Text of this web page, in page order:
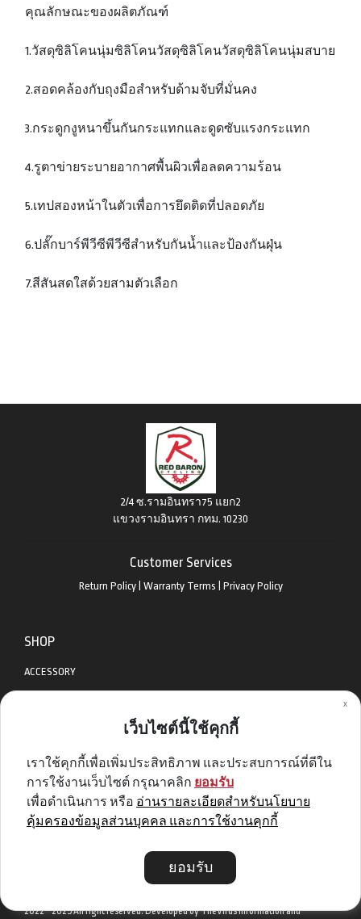
x
เว็บไซต์นี้ใช้คุกกี้
เราใช้คุกกี้เพื่อเพิ่มประสิทธิภาพ และประสบการณ์ที่ดีใน
การใช้งานเว็บไซต์ กรุณาคลิก ยอมรับ
เพื่อดำเนินการ หรือ อ่านรายละเอียดสำหรับนโยบาย
คุ้มครองข้อมูลส่วนบุคคล และการใช้งานคุกกี้
ยอมรับ
คุณลักษณะของผลิตภัณฑ์
1.วัสดุซิลิโคนนุ่มซิลิโคนวัสดุซิลิโคนวัสดุซิลิโคนนุ่มสบาย
2.สอดคล้องกับถุงมือสำหรับด้ามจับที่มั่นคง
3.กระดูกงูหนาขึ้นกันกระแทกและดูดซับแรงกระแทก
4.รูตาข่ายระบายอากาศพื้นผิวเพื่อลดความร้อน
5.เทปสองหน้าในตัวเพื่อการยึดติดที่ปลอดภัย
6.ปลั๊กบาร์พีวีซีพีวีซีสำหรับกันน้ำและป้องกันฝุ่น
7.สีสันสดใสด้วยสามตัวเลือก
2/4 ซ.รามอินทรา75 แยก2
แขวงรามอินทรา กทม. 10230
Customer Services
Return Policy| Warranty Terms Privacy Policy
SHOP
ACCESSORY
DIABLO BIKE
GET SPECIAL DEAL & OFFERS
Sign me up
2022 - 2025 All right reserved. Developed by TheVirus Information and